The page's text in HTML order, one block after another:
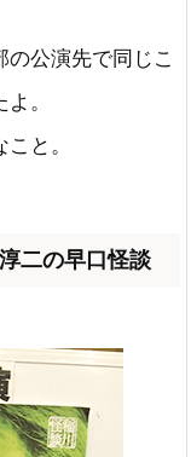
公演先で同じこ
。
と。
二の早口怪談